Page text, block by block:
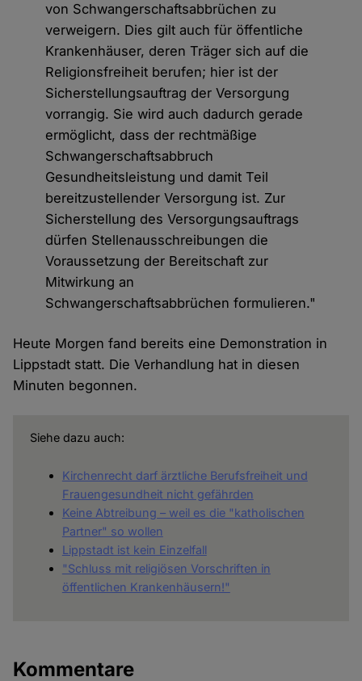
von Schwangerschaftsabbrüchen zu
verweigern. Dies gilt auch für öffentliche
Krankenhäuser, deren Träger sich auf die
Religionsfreiheit berufen; hier ist der
Sicherstellungsauftrag der Versorgung
vorrangig. Sie wird auch dadurch gerade
ermöglicht, dass der rechtmäßige
Schwangerschaftsabbruch
Gesundheitsleistung und damit Teil
bereitzustellender Versorgung ist. Zur
Sicherstellung des Versorgungsauftrags
dürfen Stellenausschreibungen die
Voraussetzung der Bereitschaft zur
Mitwirkung an
Schwangerschaftsabbrüchen formulieren."
Heute Morgen fand bereits eine Demonstration in
Lippstadt statt. Die Verhandlung hat in diesen
Minuten begonnen.
Siehe dazu auch:
Kirchenrecht darf ärztliche Berufsfreiheit und
Frauengesundheit nicht gefährden
Keine Abtreibung – weil es die "katholischen
Partner" so wollen
Lippstadt ist kein Einzelfall
"Schluss mit religiösen Vorschriften in
öffentlichen Krankenhäusern!"
Kommentare